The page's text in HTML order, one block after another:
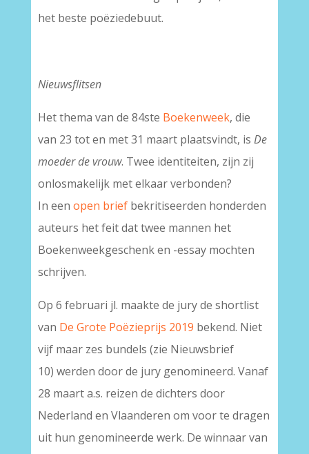
het beste poëziedebuut.
Nieuwsflitsen
Het thema van de 84ste Boekenweek, die
van 23 tot en met 31 maart plaatsvindt, is De
moeder de vrouw. Twee identiteiten, zijn zij
onlosmakelijk met elkaar verbonden?
In een open briefbekritiseerden honderden
auteurs het feit dat twee mannen het
Boekenweek­geschenk en -essay mochten
schrijven.
Op 6 februari jl. maakte de jury de shortlist
van De Grote Poëzieprijs 2019 bekend. Niet
vijf maar zes bundels (zie Nieuwsbrief
10) werden door de jury genomineerd. Vanaf
28 maart a.s. reizen de dichters door
Nederland en Vlaanderen om voor te dragen
uit hun genomineerde werk. De winnaar van